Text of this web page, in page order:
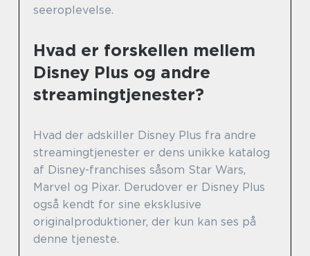
seeroplevelse.
Hvad er forskellen mellem
Disney Plus og andre
streamingtjenester?
Hvad der adskiller Disney Plus fra andre
streamingtjenester er dens unikke katalog
af Disney-franchises såsom Star Wars,
Marvel og Pixar. Derudover er Disney Plus
også kendt for sine eksklusive
originalproduktioner, der kun kan ses på
denne tjeneste.